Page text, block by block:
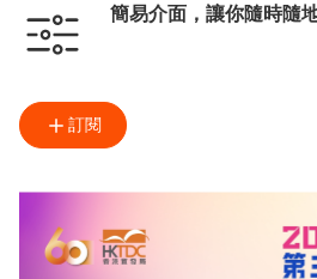
簡易介面，讓你隨時隨
訂閱